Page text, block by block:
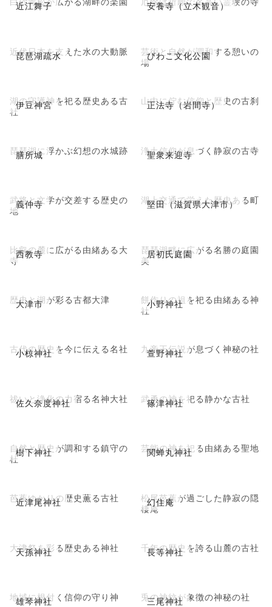
近江舞子 安養寺（立木観音）
琵琶湖疏水
近代日本を支えた水の大動脈 びわこ文化公園
芸術と自然が調和する憩いの
場
伊豆神宮
湖の守護神を祀る歴史ある古
社
正法寺（岩間寺）
山中に佇む信仰と歴史の古刹
膳所城
琵琶湖に浮かぶ幻想の水城跡 聖衆来迎寺
浄土信仰が息づく静寂の古寺
義仲寺
武将と文学が交差する歴史の
地
堅田（滋賀県大津市）
湖上交通で栄えた歴史ある町
西教寺
比叡の麓に広がる由緒ある大
寺
居初氏庭園
琵琶湖畔に広がる名勝の庭園
美
大津市
歴史と湖が彩る古都大津 小野神社
餅作りの祖を祀る由緒ある神
社
小椋神社
古代の歴史を今に伝える名社 萱野神社
九帝王伝説が息づく神秘の社
佐久奈度神社
祓いと浄化の力宿る名神大社 篠津神社
武勇の神を祀る静かな古社
樹下神社
自然と歴史が調和する鎮守の
杜
関蝉丸神社
芸能の神を祀る由緒ある聖地
近津尾神社
芭蕉ゆかりの歴史薫る古社 幻住庵
松尾芭蕉が過ごした静寂の隠
棲庵
天孫神社
大津祭を彩る歴史ある神社 長等神社
千年の歴史を誇る山麓の古社
雄琴神社
地域に根付く信仰の守り神 三尾神社
兎の神紋が象徴の神秘の社